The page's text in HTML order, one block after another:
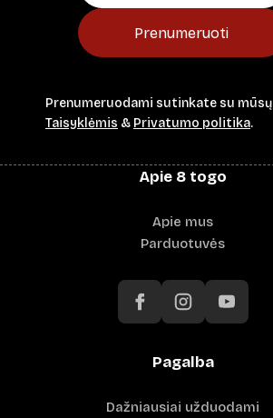
Prenumeruoti
Prenumeruodami sutinkate su mūsų
Taisyklėmis & Privatumo politika.
Apie 8 togo
Apie mus
Parduotuvės
Pagalba
Dažniausiai užduodami